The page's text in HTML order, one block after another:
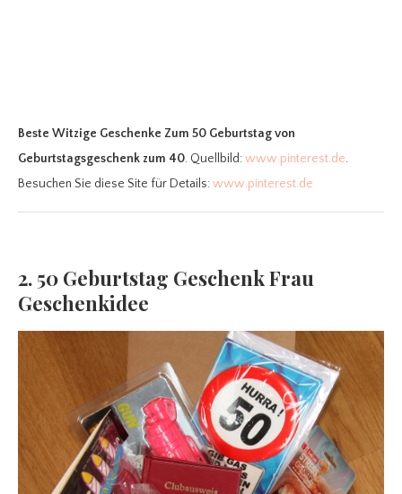
Beste Witzige Geschenke Zum 50 Geburtstagvon
Geburtstagsgeschenk zum 40. Quellbild:www.pinterest.de.
Besuchen Sie diese Site für Details:www.pinterest.de
2. 50 Geburtstag Geschenk Frau
Geschenkidee